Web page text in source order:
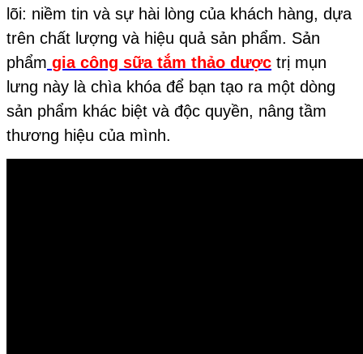
lõi: niềm tin và sự hài lòng của khách hàng, dựa
trên chất lượng và hiệu quả sản phẩm. Sản
phẩm gia công sữa tắm thảo dược trị mụn
lưng này là chìa khóa để bạn tạo ra một dòng
sản phẩm khác biệt và độc quyền, nâng tầm
thương hiệu của mình.